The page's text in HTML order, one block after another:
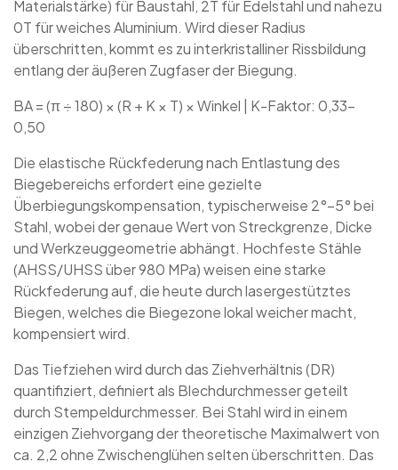
Materialstärke) für Baustahl, 2T für Edelstahl und nahezu
0T für weiches Aluminium. Wird dieser Radius
überschritten, kommt es zu interkristalliner Rissbildung
entlang der äußeren Zugfaser der Biegung.
BA = (π ÷ 180) × (R + K × T) × Winkel | K-Faktor: 0,33–
0,50
Die elastische Rückfederung nach Entlastung des
Biegebereichs erfordert eine gezielte
Überbiegungskompensation, typischerweise 2°–5° bei
Stahl, wobei der genaue Wert von Streckgrenze, Dicke
und Werkzeuggeometrie abhängt. Hochfeste Stähle
(AHSS/UHSS über 980 MPa) weisen eine starke
Rückfederung auf, die heute durch lasergestütztes
Biegen, welches die Biegezone lokal weicher macht,
kompensiert wird.
Das Tiefziehen wird durch das Ziehverhältnis (DR)
quantifiziert, definiert als Blechdurchmesser geteilt
durch Stempeldurchmesser. Bei Stahl wird in einem
einzigen Ziehvorgang der theoretische Maximalwert von
ca. 2,2 ohne Zwischenglühen selten überschritten. Das